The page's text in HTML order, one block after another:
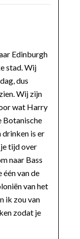
Edinburgh
stad. Wij
dus
Wij zijn
wat Harry
Botanische
drinken is er
tijd over
naar Bass
één van de
van het
ik zou van
zodat je